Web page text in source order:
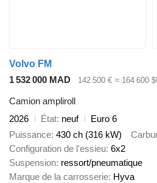
Volvo FM
1 532 000 MAD
142 500 € ≈ 164 600
Camion ampliroll
2026
État neuf
Euro 6
Puissance 430 ch (316 kW)
Configuration de l'essieu 6x2
Suspension ressort/pneumatique
Marque de la carrosserie Hyva